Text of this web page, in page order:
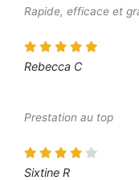
Rapide, efficace et
Rebecca C
Prestation au top
Sixtine R